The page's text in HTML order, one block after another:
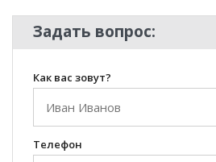
Задать вопрос:
Как вас зовут?
Телефон